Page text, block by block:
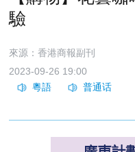
驗
來源：香港商報副刊
2023-09-26 19:00